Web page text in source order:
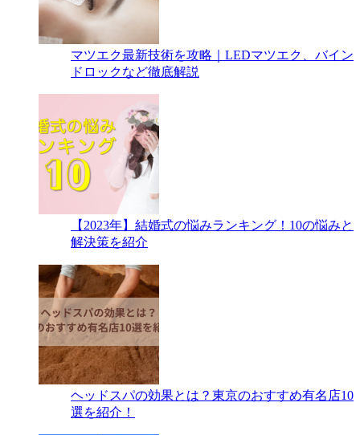
マツエク最新技術を攻略｜LEDマツエク、バイン
ドロックなど徹底解説
【2023年】結婚式の悩みランキング！10の悩みと
解決策を紹介
ヘッドスパの効果とは？東京のおすすめ有名店10
選を紹介！